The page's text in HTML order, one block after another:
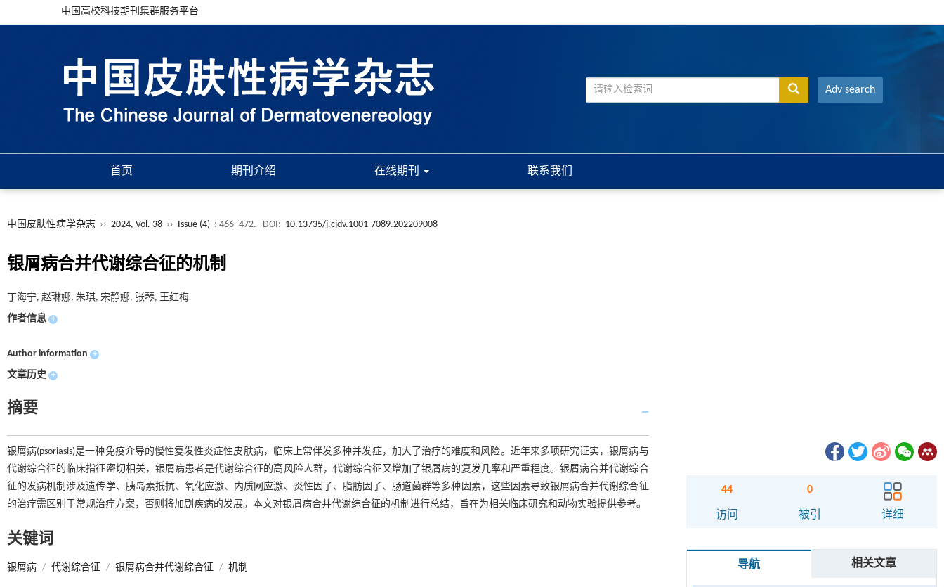
中国高校科技期刊集群服务平台
Adv search
首页 期刊介绍 在线期刊 联系我们
中国皮肤性病学杂志 ›› 2024, Vol. 38 ›› Issue (4) : 466 -472. DOI: 10.13735/j.cjdv.1001-7089.202209008
银屑病合并代谢综合征的机制
丁海宁, 赵琳娜, 朱琪, 宋静娜, 张琴, 王红梅
作者信息 +
Author information +
文章历史 +
摘要
银屑病(psoriasis)是一种免疫介导的慢性复发性炎症性皮肤病，临床上常伴发多种并发症，加大了治疗的难度和风险。近年来多项研究证实，银屑病与
代谢综合征的临床指征密切相关，银屑病患者是代谢综合征的高风险人群，代谢综合征又增加了银屑病的复发几率和严重程度。银屑病合并代谢综合
征的发病机制涉及遗传学、胰岛素抵抗、氧化应激、内质网应激、炎性因子、脂肪因子、肠道菌群等多种因素，这些因素导致银屑病合并代谢综合征
的治疗需区别于常规治疗方案，否则将加剧疾病的发展。本文对银屑病合并代谢综合征的机制进行总结，旨在为相关临床研究和动物实验提供参考。
关键词
银屑病 / 代谢综合征 / 银屑病合并代谢综合征 / 机制
44
访问
0
被引 详细
导航 相关文章